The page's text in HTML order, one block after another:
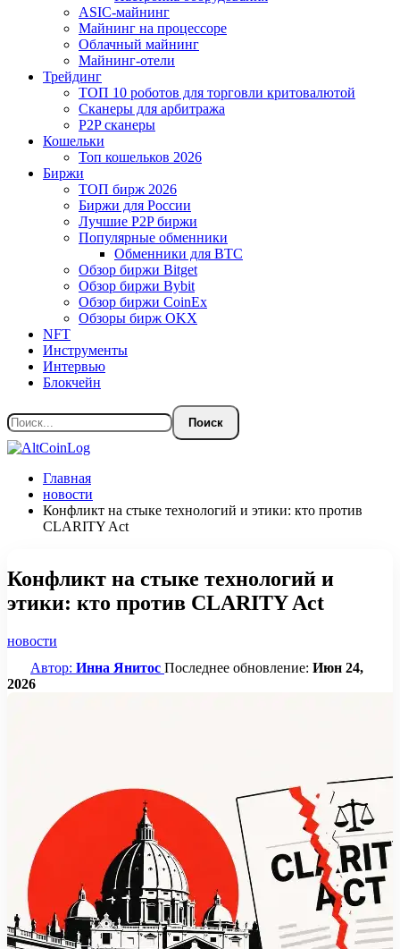
ASIC-майнинг
Майнинг на процессоре
Облачный майнинг
Майнинг-отели
Трейдинг
ТОП 10 роботов для торговли критовалютой
Сканеры для арбитража
P2P сканеры
Кошельки
Топ кошельков 2026
Биржи
ТОП бирж 2026
Биржи для России
Лучшие P2P биржи
Популярные обменники
Обменники для BTC
Обзор биржи Bitget
Обзор биржи Bybit
Обзор биржи CoinEx
Обзоры бирж OKX
NFT
Инструменты
Интервью
Блокчейн
Главная
новости
Конфликт на стыке технологий и этики: кто против
CLARITY Act
Конфликт на стыке технологий и
этики: кто против CLARITY Act
новости
Автор: Инна Янитос Последнее обновление: Июн 24,
2026